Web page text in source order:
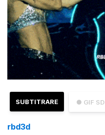
● GIF SD
SUBTITRARE
rbd3d